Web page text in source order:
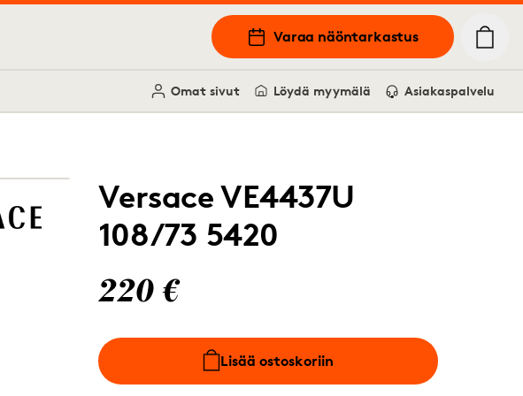
Varaa näöntarkastus
Omat sivut Löydä myymälä Asiakaspalvelu
Versace VE4437U
108/73 5420
220 €
Lisää ostoskoriin